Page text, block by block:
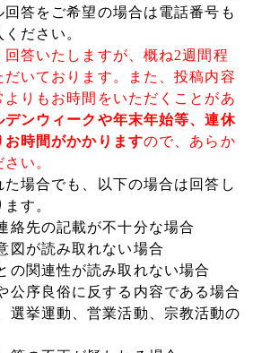
答をご希望の場合は電話番号も
ださい。
回答いたしますが、概ね2週間程
だいております。また、投稿内容
よりもお時間をいただくことがあ
デンウィークや年末年始等、連休
お時間がかかりますので、あらか
い。
た場合でも、以下の場合は回答し
す。
絡先の記載が不十分な場合
図が読み取れない場合
の関連性が読み取れない場合
公序良俗に反する内容である場合
選挙運動、営業活動、宗教活動の